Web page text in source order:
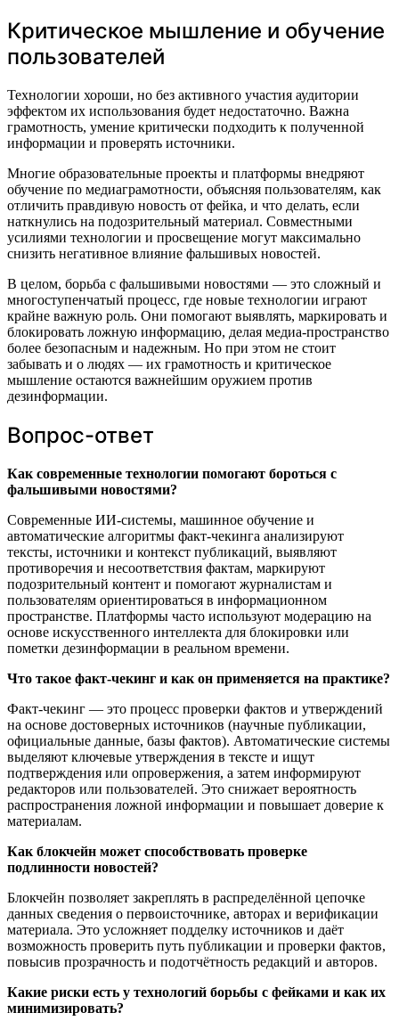
Критическое мышление и обучение
пользователей
Технологии хороши, но без активного участия аудитории
эффектом их использования будет недостаточно. Важна
грамотность, умение критически подходить к полученной
информации и проверять источники.
Многие образовательные проекты и платформы внедряют
обучение по медиаграмотности, объясняя пользователям, как
отличить правдивую новость от фейка, и что делать, если
наткнулись на подозрительный материал. Совместными
усилиями технологии и просвещение могут максимально
снизить негативное влияние фальшивых новостей.
В целом, борьба с фальшивыми новостями — это сложный и
многоступенчатый процесс, где новые технологии играют
крайне важную роль. Они помогают выявлять, маркировать и
блокировать ложную информацию, делая медиа-пространство
более безопасным и надежным. Но при этом не стоит
забывать и о людях — их грамотность и критическое
мышление остаются важнейшим оружием против
дезинформации.
Вопрос-ответ
Как современные технологии помогают бороться с
фальшивыми новостями?
Современные ИИ-системы, машинное обучение и
автоматические алгоритмы факт-чекинга анализируют
тексты, источники и контекст публикаций, выявляют
противоречия и несоответствия фактам, маркируют
подозрительный контент и помогают журналистам и
пользователям ориентироваться в информационном
пространстве. Платформы часто используют модерацию на
основе искусственного интеллекта для блокировки или
пометки дезинформации в реальном времени.
Что такое факт-чекинг и как он применяется на практике?
Факт-чекинг — это процесс проверки фактов и утверждений
на основе достоверных источников (научные публикации,
официальные данные, базы фактов). Автоматические системы
выделяют ключевые утверждения в тексте и ищут
подтверждения или опровержения, а затем информируют
редакторов или пользователей. Это снижает вероятность
распространения ложной информации и повышает доверие к
материалам.
Как блокчейн может способствовать проверке
подлинности новостей?
Блокчейн позволяет закреплять в распределённой цепочке
данных сведения о первоисточнике, авторах и верификации
материала. Это усложняет подделку источников и даёт
возможность проверить путь публикации и проверки фактов,
повысив прозрачность и подотчётность редакций и авторов.
Какие риски есть у технологий борьбы с фейками и как их
минимизировать?